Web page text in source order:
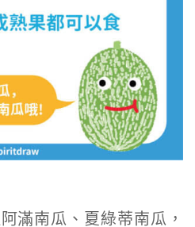
滿南瓜、夏綠蒂南瓜，